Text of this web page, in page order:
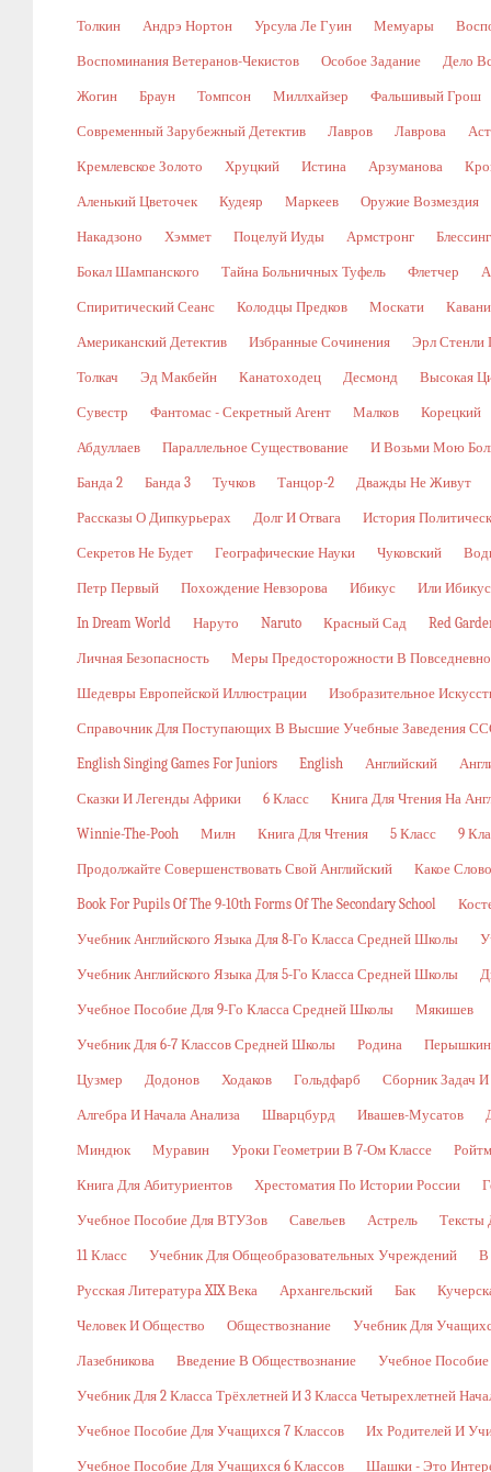
Толкин Андрэ Нортон Урсула Ле Гуин Мемуары
Воспоминания Ветеранов-Чекистов Особое Задание Дело
Жогин Браун Томпсон Миллхайзер Фальшивый Грош
Современный Зарубежный Детектив Лавров Лаврова
Кремлевское Золото Хруцкий Истина Арзуманова
Аленький Цветочек Кудеяр Маркеев Оружие Возмездия
Накадзоно Хэммет Поцелуй Иуды Армстронг
Бокал Шампанского Тайна Больничных Туфель Флетчер
Спиритический Сеанс Колодцы Предков Москати Кавани
Американский Детектив Избранные Сочинения Эрл Стенли
Толкач Эд Макбейн Канатоходец Десмонд Высокая
Сувестр Фантомас - Секретный Агент Малков Корецкий
Абдуллаев Параллельное Существование И Возьми Мою
Банда 2 Банда 3 Тучков Танцор-2 Дважды Не Живут
Рассказы О Дипкурьерах Долг И Отвага История
Секретов Не Будет Географические Науки Чуковский
Петр Первый Похождение Невзорова Ибикус Или Ибикус
In Dream World Наруто Naruto Красный Сад Red
Личная Безопасность Меры Предосторожности В
Шедевры Европейской Иллюстрации Изобразительное
Справочник Для Поступающих В Высшие Учебные Заведения
English Singing Games For Juniors English Английский
Сказки И Легенды Африки 6 Класс Книга Для Чтения На
Winnie-The-Pooh Милн Книга Для Чтения 5 Класс 9
Продолжайте Совершенствовать Свой Английский Какое
Book For Pupils Of The 9-10th Forms Of The Secondary School
Учебник Английского Языка Для 8-Го Класса Средней Школы
Учебник Английского Языка Для 5-Го Класса Средней Школы
Учебное Пособие Для 9-Го Класса Средней Школы Мякишев
Учебник Для 6-7 Классов Средней Школы Родина Перышкин
Цузмер Додонов Ходаков Гольдфарб Сборник Задач
Алгебра И Начала Анализа Шварцбурд Ивашев-Мусатов
Миндюк Муравин Уроки Геометрии В 7-Ом Классе
Книга Для Абитуриентов Хрестоматия По Истории России
Учебное Пособие Для ВТУЗов Савельев Астрель Тексты
11 Класс Учебник Для Общеобразовательных Учреждений В
Русская Литература XIX Века Архангельский Бак
Человек И Общество Обществознание Учебник Для
Лазебникова Введение В Обществознание Учебное
Учебник Для 2 Класса Трёхлетней И 3 Класса Четырехлетней
Учебное Пособие Для Учащихся 7 Классов Их Родителей И
Учебное Пособие Для Учащихся 6 Классов Шашки - Это